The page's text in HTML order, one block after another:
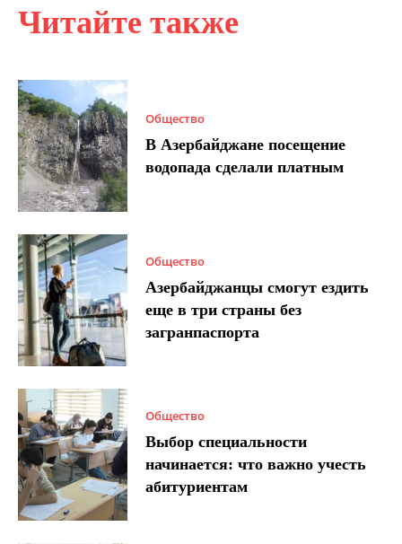
Читайте также
Общество
В Азербайджане посещение
водопада сделали платным
Общество
Азербайджанцы смогут ездить
еще в три страны без
загранпаспорта
Общество
Выбор специальности
начинается: что важно учесть
абитуриентам